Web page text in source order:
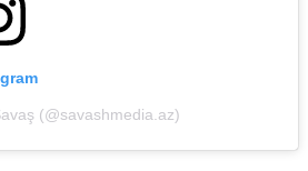
(@savashmedia.az)